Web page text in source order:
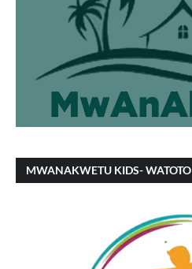
MWANAKWETU KIDS- WATOTO